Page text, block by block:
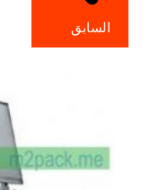
السابق